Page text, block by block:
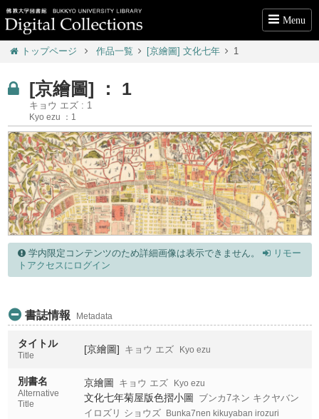
Menu
トップページ 作品一覧 [京繪圖] 文化七年 1
[京繪圖] ： 1
キョウ エズ : 1
Kyo ezu ：1
学内限定コンテンツのため詳細画像は表示できません。
リモー
トアクセスにログイン
書誌情報 Metadata
タイトル
Title
[京繪圖] キョウ エズ Kyo ezu
別書名
Alternative
Title
京繪圖 キョウ エズ Kyo ezu
文化七年菊屋版色摺小圖
ブンカ7ネン キクヤバン
イロズリ ショウズ Bunka7nen kikuyaban irozuri